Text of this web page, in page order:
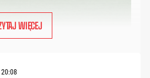
WIĘCEJ